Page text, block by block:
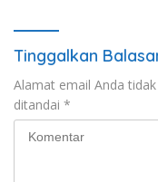
Tinggalkan
Alamat email Anda
ditandai *